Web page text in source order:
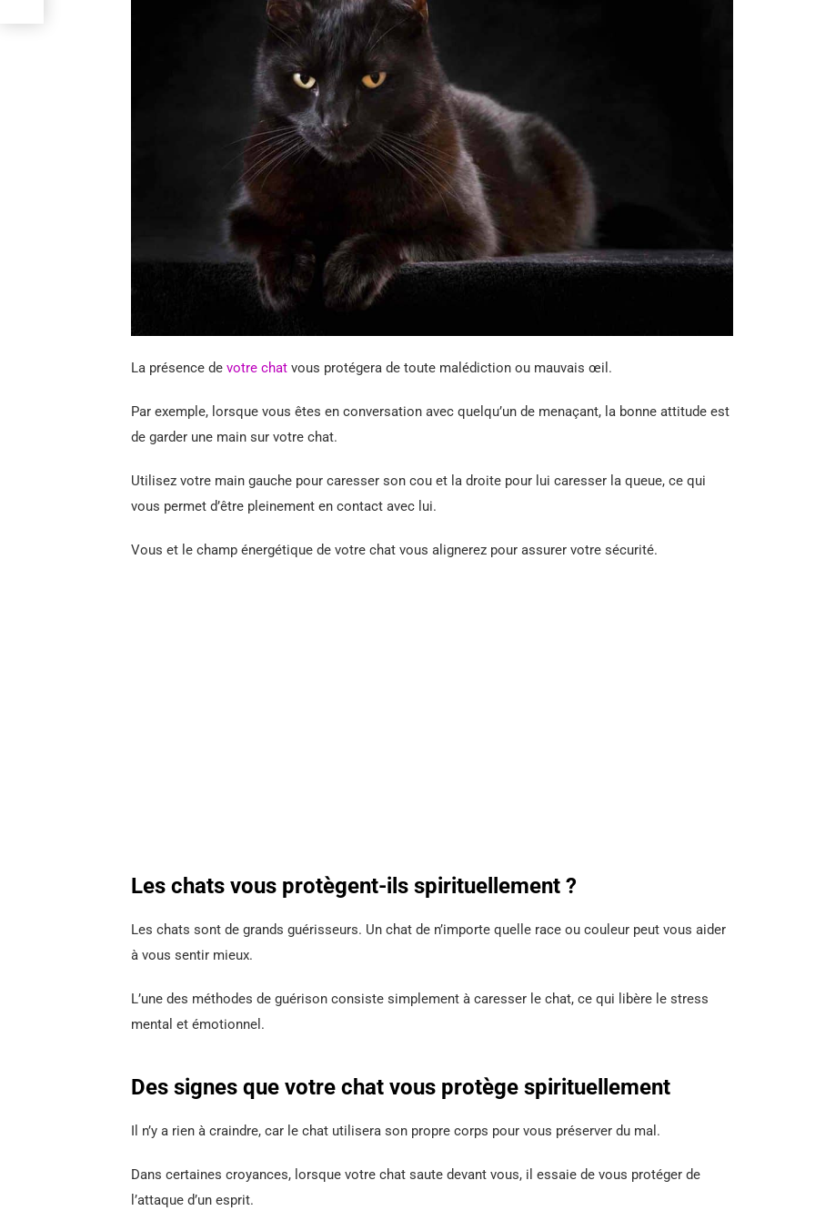
La présence de votre chat vous protégera de toute malédiction ou mauvais œil.
Par exemple, lorsque vous êtes en conversation avec quelqu’un de menaçant, la bonne attitude est
de garder une main sur votre chat.
Utilisez votre main gauche pour caresser son cou et la droite pour lui caresser la queue, ce qui
vous permet d’être pleinement en contact avec lui.
Vous et le champ énergétique de votre chat vous alignerez pour assurer votre sécurité.
Les chats vous protègent-ils spirituellement ?
Les chats sont de grands guérisseurs. Un chat de n’importe quelle race ou couleur peut vous aider
à vous sentir mieux.
L’une des méthodes de guérison consiste simplement à caresser le chat, ce qui libère le stress
mental et émotionnel.
Des signes que votre chat vous protège spirituellement
Il n’y a rien à craindre, car le chat utilisera son propre corps pour vous préserver du mal.
Dans certaines croyances, lorsque votre chat saute devant vous, il essaie de vous protéger de
l’attaque d’un esprit.